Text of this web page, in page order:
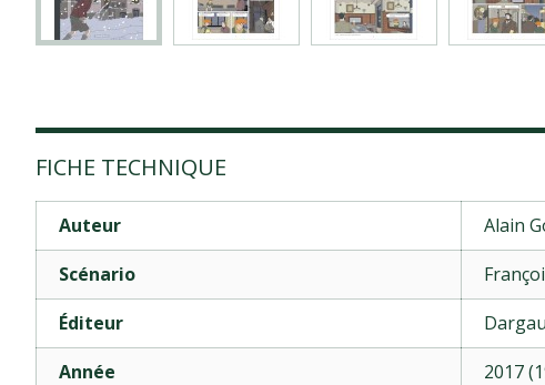
FICHE TECHNIQUE
Auteur
Alain
Scénario
Éditeur
Année
2017